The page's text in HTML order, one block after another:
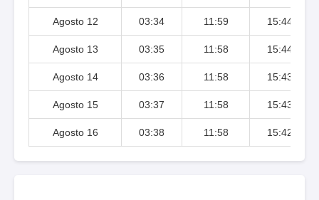
Agosto 12 03:34 11:59 15:44
Agosto 13 03:35 11:58 15:44
Agosto 14 03:36 11:58 15:43
Agosto 15 03:37 11:58 15:43
Agosto 16 03:38 11:58 15:42